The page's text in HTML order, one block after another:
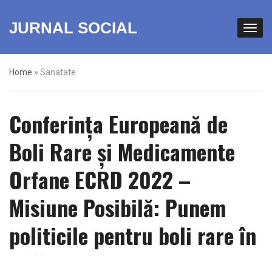
JURNAL SOCIAL
Home » Sanatate
Conferința Europeană de
Boli Rare și Medicamente
Orfane ECRD 2022 –
Misiune Posibilă: Punem
politicile pentru boli rare în